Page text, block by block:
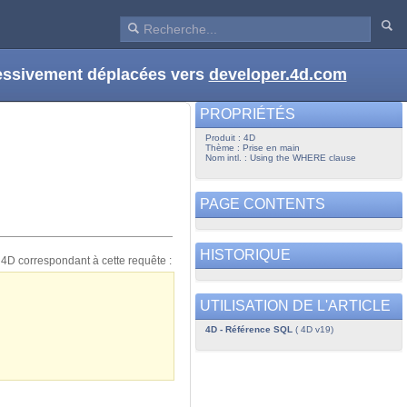
déplacées vers developer.4d.com
correspondant à cette requête :
PROPRIÉTÉS
Produit : 4D
Thème : Prise en main
Nom intl. : Using the WHERE clause
PAGE CONTENTS
HISTORIQUE
UTILISATION DE L'ARTICLE
4D - Référence SQL ( 4D v19)